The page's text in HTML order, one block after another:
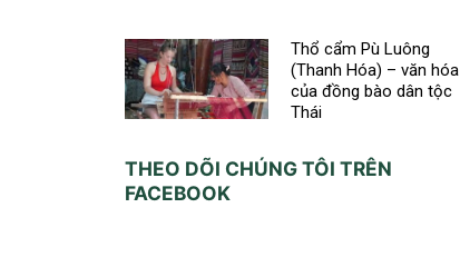
Thổ cẩm Pù Luông
(Thanh Hóa) – văn hóa
của đồng bào dân tộc
Thái
THEO DÕI CHÚNG TÔI TRÊN
FACEBOOK